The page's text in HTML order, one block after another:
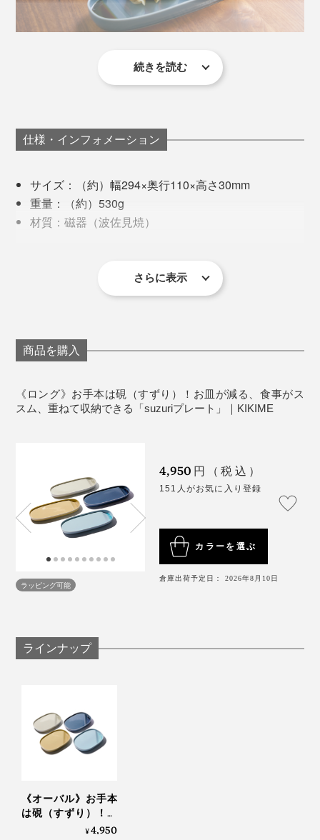
冷凍のシュウマイ、スーパーで買ったお惣菜や巻き寿
材が引き立つのは、この透明感のある色彩を重ねた表情
の賜物です。
ストレスなくきれいに重ねられて、収納もコンパクト。
電子レンジ、食器洗浄機・乾燥機の使用もOK！
料理が映える美しさだけではなく、使い勝手もバツグン
な一枚なのです。
例えば、タレを入れるくぼみも、餃子を食べる時にどの
くらいの量の酢醤油を小皿に入れるか、チーム内で検証
か。
実際に、普段使っている丸と四角のタレ皿に醤油を入れ
たところ、なんとぴったりいい塩梅に入ります。
写真左前は「オーバル」、右前は「ロング」※すべて同量（10cc／小さじ2）の醤
油を入れています
このくぼみ、タレだけじゃなく汁気の多い副菜入れとし
ても重宝。ワインのお供に、生ハムやチーズを平面に盛
り付けて、くぼみにはオリーブ漬けを。水分が混ざら
ず、コロコロ転がらず、とてもいい！
あなたなら、「suzuri」のくぼみに何を盛り付けます
MONOCOの金曜日は終日会議。長く濃厚な議論が終わ
のが、私のささやかなご褒美。
なんとも華やかなごちそうに見えるのです。まるで、料
理が輝くステージ。
ラキラしていて、いつもよりおいしく感じる。
最寄りの位置に、醤油がいてくれることの安心感もい
そういえば、食卓に並ぶ料理皿たちの隙間で、いつも窮
てこぼし、邪魔になるからと遠くに置けばタレをつけた
い時にお箸をウロウロさせていたなと思い返しました。
あとは、おかずをワンプレートに盛り付けたい時、ひじ
きのような水分多めのおかずも汁が混ざらず、これまた
焼き魚の油と大根おろしの汁が混ざるのが嫌いという方
も、ぜひ「suzuri」で秋の味覚をお楽しみください！
続きを読む
仕様・インフォメーション
サイズ：（約）幅294×奥行110×高さ30mm
重量：（約）530g
材質：磁器（波佐見焼）
《「オーバル」と「ロング」のサイズ比較》
本来の用途以外には使用しないでください。
ご使用いただく前に中性洗剤を使い柔らかなスポン
ますのでご使用しないでください。
一つ一つ手作業で作られている為、形、サイズ、釉
薬色の濃淡、色ムラ、釉薬のたれに個体差がござい
製造工程上、裏面が無釉（釉薬がかかっていない）
仕上げで、無釉独特のザラ感あります。
圧力鋳込み成型の為、天草陶石を型に流す「鋳込み
さらに表示
商品を購入
《ロング》お手本は硯（すずり）！お皿が減る、食事がス
スム、重ねて収納できる「suzuriプレート」｜KIKIME
ラッピング可能
4,950 円（税込）
151人がお気に入り登録
カラーを選ぶ
倉庫出荷予定日： 2026年8月10日
ラインナップ
《オーバル》お手本
は硯（すずり）！お
皿が減る、食事がス
¥4,950